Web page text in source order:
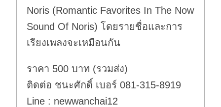
Noris (Romantic Favorites In The Now
Sound Of Noris) โดยรายชื่อและการ
เรียงเพลงจะเหมือนกัน
ราคา 500 บาท (รวมส่ง)
ติดต่อ ชนะศักดิ์ เบอร์ 081-315-8919
Line : newwanchai12